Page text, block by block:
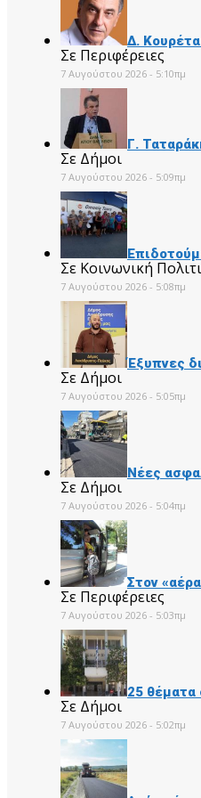
Δ.
Σε Περιφέρειες
7 Αυγούστου 2026 - 5:10πμ
Γ.
Σε Δήμοι
7 Αυγούστου 2026 - 5:09πμ
Σε Κοινωνική
7 Αυγούστου 2026 - 5:08πμ
Έξυπνες
Σε Δήμοι
7 Αυγούστου 2026 - 5:05πμ
Νέες
Σε Δήμοι
7 Αυγούστου 2026 - 5:04πμ
Στον
Σε Περιφέρειες
7 Αυγούστου 2026 - 5:03πμ
25 θέματα
Σε Δήμοι
7 Αυγούστου 2026 - 5:02πμ